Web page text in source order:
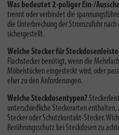
Was bedeutet 2-poliger Ein-/
trennt oder verbindet die
die Unterbrechung der Stromzufuhr
sichergestellt.
Welche Stecker für
Flachstecker benötigt, wenn die
Möbelstücken eingesteckt wird, oder
eher zu den Anforderungen.
Welche Steckdosentypen?
unterschiedliche Steckerarten enthalten,
Stecker oder Schutzkontakt-Stecker.
Berührungsschutz bei Steckdosen zu